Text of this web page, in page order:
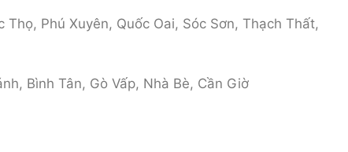
Phú Xuyên, Quốc Oai, Sóc Sơn, Thạch Thất,
Bình Tân, Gò Vấp, Nhà Bè, Cần Giờ